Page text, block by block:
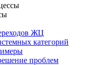
ЖЦ
категорий
проблем